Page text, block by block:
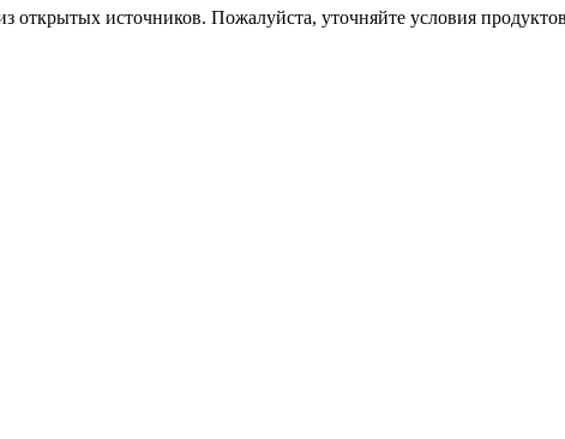
открытых источников. Пожалуйста, уточняйте условия